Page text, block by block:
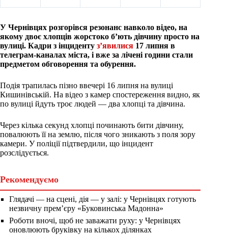
У Чернівцях розгорівся резонанс навколо відео, на
якому двоє хлопців жорстоко б’ють дівчину просто на
вулиці. Кадри з інциденту з’явилися 17 липня в
телеграм-каналах міста, і вже за лічені години стали
предметом обговорення та обурення.
Подія трапилась пізно ввечері 16 липня на вулиці
Кишинівській. На відео з камер спостереження видно, як
по вулиці йдуть троє людей — два хлопці та дівчина.
Через кілька секунд хлопці починають бити дівчину,
повалюють її на землю, після чого зникають з поля зору
камери. У поліції підтвердили, що інцидент
розслідується.
Рекомендуємо
Глядачі — на сцені, дія — у залі: у Чернівцях готують
незвичну прем’єру «Буковинська Мадонна»
Роботи вночі, щоб не заважати руху: у Чернівцях
оновлюють бруківку на кількох ділянках